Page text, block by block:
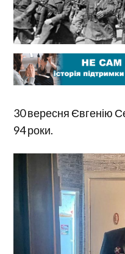
30 вересня Євгенію
94 роки.